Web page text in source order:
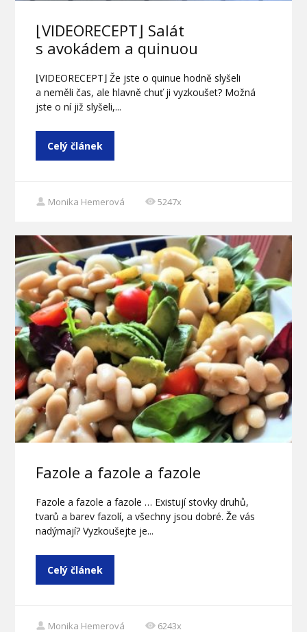
⌊VIDEORECEPT⌋ Salát
s avokádem a quinuou
⌊VIDEORECEPT⌋ Že jste o quinue hodně slyšeli
a neměli čas, ale hlavně chuť ji vyzkoušet? Možná
jste o ní již slyšeli,...
Celý článek
Monika Hemerová 5247x
Fazole a fazole a fazole
Fazole a fazole a fazole … Existují stovky druhů,
tvarů a barev fazolí, a všechny jsou dobré. Že vás
nadýmají? Vyzkoušejte je...
Celý článek
Monika Hemerová 6243x